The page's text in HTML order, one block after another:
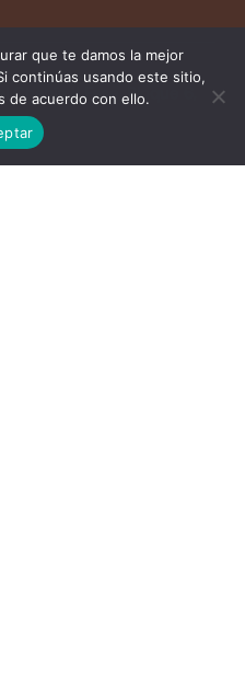
Chapín II Fase, Bloque 6,
que te damos la mejor
continúas usando este sitio,
de acuerdo con ello.